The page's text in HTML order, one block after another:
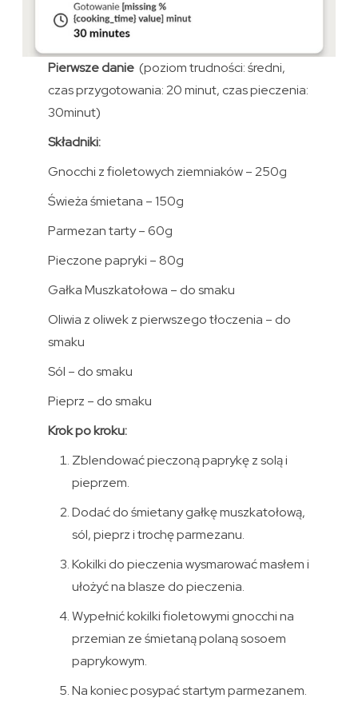
Pierwsze danie (poziom trudności: średni,
czas przygotowania: 20 minut, czas pieczenia:
30minut)
Składniki:
Gnocchi z fioletowych ziemniaków – 250g
Świeża śmietana – 150g
Parmezan tarty – 60g
Pieczone papryki – 80g
Gałka Muszkatołowa – do smaku
Oliwia z oliwek z pierwszego tłoczenia – do
smaku
Sól – do smaku
Pieprz – do smaku
Krok po kroku:
Zblendować pieczoną paprykę z solą i
pieprzem.
Dodać do śmietany gałkę muszkatołową,
sól, pieprz i trochę parmezanu.
Kokilki do pieczenia wysmarować masłem i
ułożyć na blasze do pieczenia.
Wypełnić kokilki fioletowymi gnocchi na
przemian ze śmietaną polaną sosoem
paprykowym.
Na koniec posypać startym parmezanem.